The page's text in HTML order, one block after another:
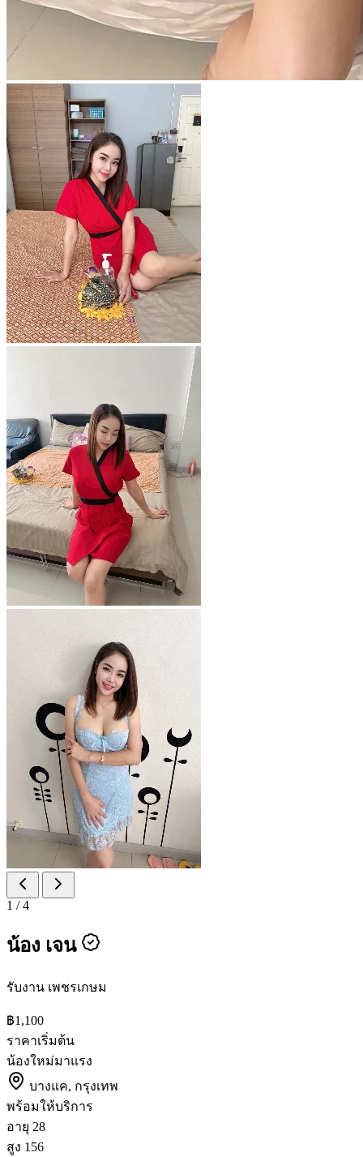
1 /4
น้อง เจน
รับงาน เพชรเกษม
฿1,100
ราคาเริ่มต้น
น้องใหม่มาแรง
บางแค, กรุงเทพ
พร้อมให้บริการ
อายุ 28
สูง 156